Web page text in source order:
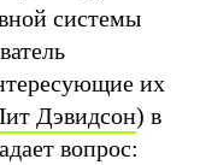
системы
их
Дэвидсон) в
вопрос: